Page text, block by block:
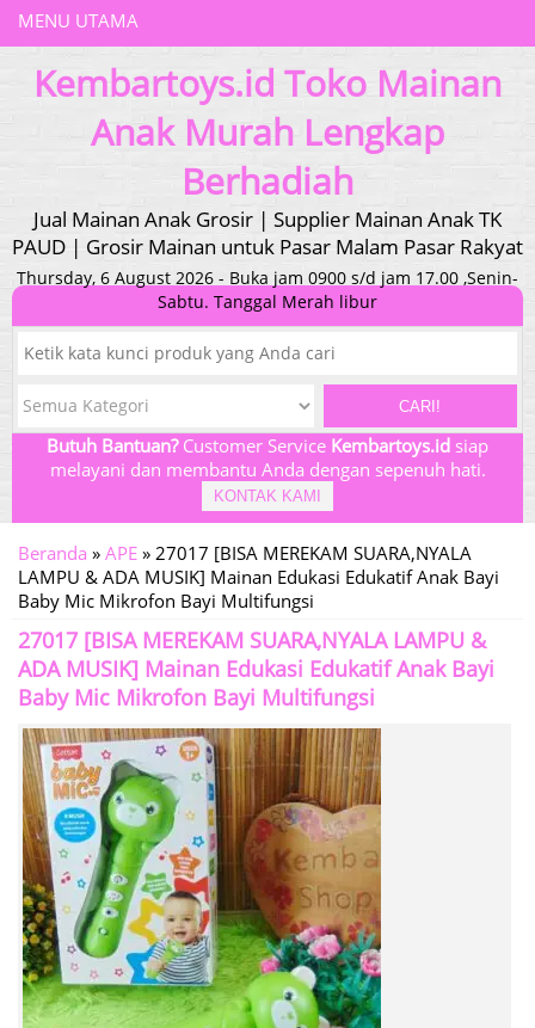
MENU UTAMA
Kembartoys.id Toko Mainan
Anak Murah Lengkap
Berhadiah
Jual Mainan Anak Grosir | Supplier Mainan Anak TK
PAUD | Grosir Mainan untuk Pasar Malam Pasar Rakyat
Thursday, 6 August 2026 - Buka jam 0900 s/d jam 17.00 ,Senin-
Sabtu. Tanggal Merah libur
CARI!
Butuh Bantuan?Customer Service Kembartoys.id siap
melayani dan membantu Anda dengan sepenuh hati.
KONTAK KAMI
Beranda » APE » 27017 [BISA MEREKAM SUARA,NYALA
LAMPU & ADA MUSIK] Mainan Edukasi Edukatif Anak Bayi
Baby Mic Mikrofon Bayi Multifungsi
27017 [BISA MEREKAM SUARA,NYALA LAMPU &
ADA MUSIK] Mainan Edukasi Edukatif Anak Bayi
Baby Mic Mikrofon Bayi Multifungsi